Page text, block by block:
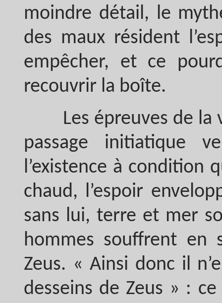
moindre détail, le
des maux résident
empêcher, et ce
recouvrir la boîte.
Les épreuves de la
passage initiatique
l’existence à condition
chaud, l’espoir
sans lui, terre et mer
hommes souffrent en
Zeus. « Ainsi donc il
desseins de Zeus » :